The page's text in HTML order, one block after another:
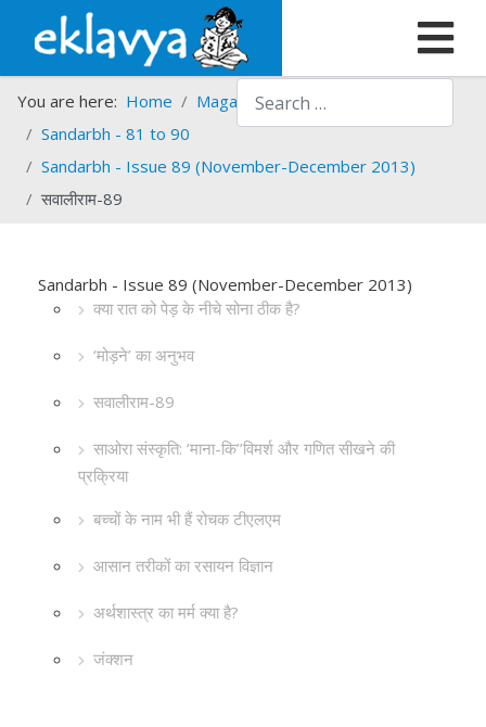
Search
You are here: Home Magazines
Sandarbh
Sandarbh - 81 to 90
Sandarbh - Issue 89 (November-December 2013)
सवालीराम-89
Sandarbh - Issue 89 (November-December 2013)
क्या रात को पेड़ के नीचे सोना ठीक है?
‘मोड़ने’ का अनुभव
सवालीराम-89
साओरा संस्कृति: ‘माना-कि’’विमर्श और गणित सीखने की
प्रक्रिया
बच्चों के नाम भी हैं रोचक टीएलएम
आसान तरीकों का रसायन विज्ञान
अर्थशास्त्र का मर्म क्या है?
जंक्शन